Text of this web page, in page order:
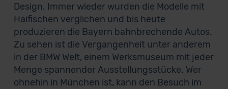
Design. Immer wieder wurden die Modelle mit
Haifischen verglichen und bis heute
produzieren die Bayern bahnbrechende Autos.
Zu sehen ist die Vergangenheit unter anderem
in der BMW Welt, einem Werksmuseum mit jeder
Menge spannender Ausstellungsstücke. Wer
ohnehin in München ist, kann den Besuch im